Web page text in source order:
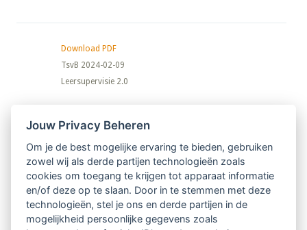
Download PDF
TsvB 2024-02-09
Leersupervisie 2.0
Nieuwsbrief
Ontvang 10 x per jaar de LVSC-
relatienieuwsbrief met o.a.:
vrij toegankelijke TsvB-artikelen
Jouw Privacy Beheren
Om je de best mogelijke ervaring te bieden, gebruiken
zowel wij als derde partijen technologieën zoals
cookies om toegang te krijgen tot apparaat informatie
en/of deze op te slaan. Door in te stemmen met deze
technologieën, stel je ons en derde partijen in de
mogelijkheid persoonlijke gegevens zoals